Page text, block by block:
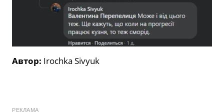
Автор: Irochka Sivyuk
РЕКЛАМА